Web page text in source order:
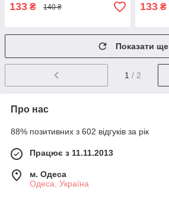
133 ₴ 140 ₴ 133 ₴
Показати ще
1 / 2
Про нас
88% позитивних з 602 відгуків за рік
Працює з 11.11.2013
м. Одеса
Одеса, Україна